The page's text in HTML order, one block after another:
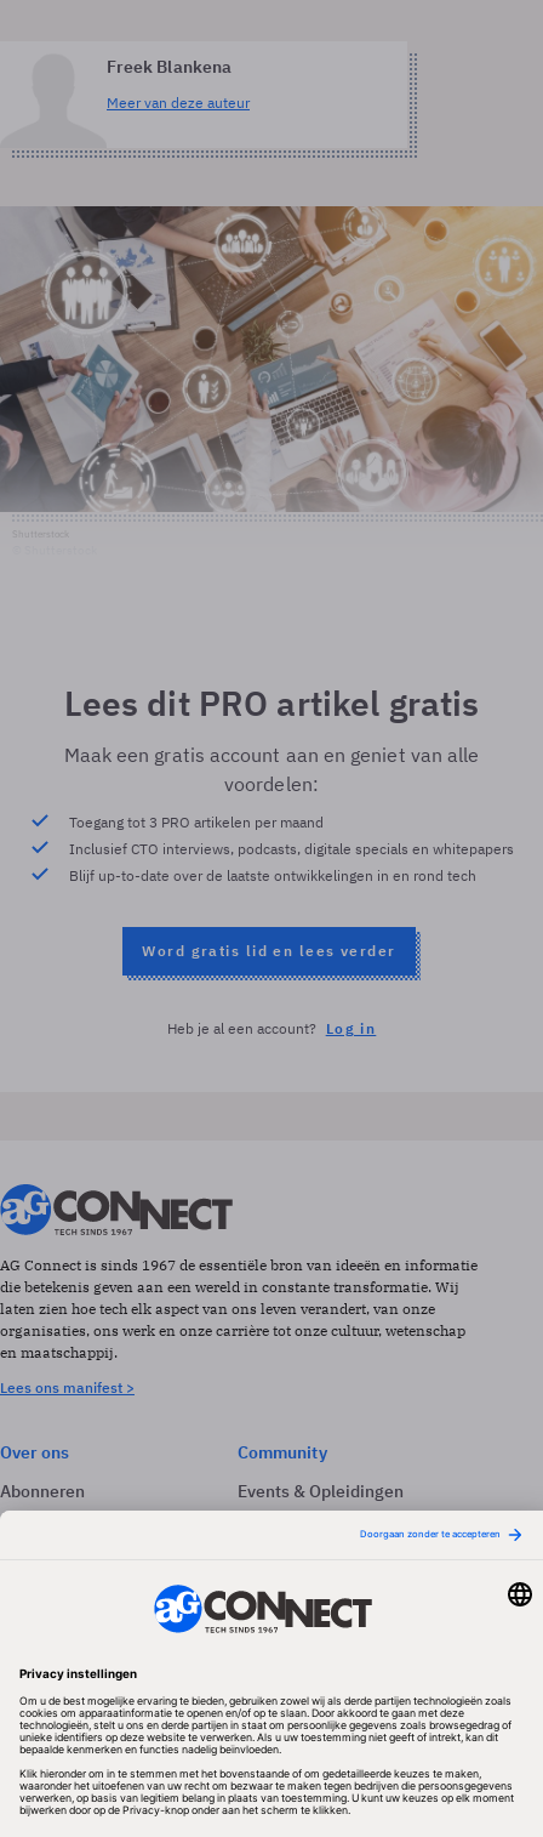
Freek Blankena
Meer van deze auteur
Lees dit PRO artikel gratis
Maak een gratis account aan en geniet van alle
voordelen:
Toegang tot 3 PRO artikelen per maand
Inclusief CTO interviews, podcasts, digitale specials en whitepapers
Blijf up-to-date over de laatste ontwikkelingen in en rond tech
Word gratis lid en lees verder
Heb je al een account? Log in
AG Connect is sinds 1967 de essentiële bron van ideeën en informatie
die betekenis geven aan een wereld in constante transformatie. Wij
laten zien hoe tech elk aspect van ons leven verandert, van onze
organisaties, ons werk en onze carrière tot onze cultuur, wetenschap
en maatschappij.
Lees ons manifest >
Over ons
Abonneren
Adverteren
Community
Events & Opleidingen
Nieuwsbrieven
Volg ons
Redactionele partner